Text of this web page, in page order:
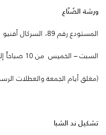
ورشة الصُنّاع
المستودع رقم 89، السركال أفنيو
السبت – الخميس من 10 صباحاً إلى 7 مساءً
(مغلق أيام الجمعة والعطلات
تشكيل ند الشبا